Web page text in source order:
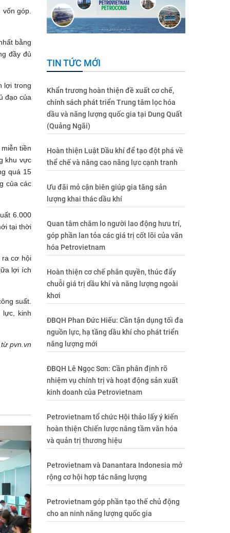
góp.
bằng
đầy đủ
lợi trong
đạo của
tiền
khu vực
quá 15
của các
6.000
tại thời
ra cơ hội
lợi ích
suất.
lực, kinh
pvn.vn
TIN TỨC MỚI
Khẩn trương hoàn thiện đề xuất cơ chế,
chính sách phát triển Trung tâm lọc hóa
dầu và năng lượng quốc gia tại Dung Quất
(Quảng Ngãi)
Hoàn thiện Luật Dầu khí để tạo đột phá về
thể chế và nâng cao năng lực cạnh tranh
Ưu đãi mỏ cận biên giúp gia tăng sản
lượng khai thác dầu khí
Quan tâm chăm lo người lao động hưu trí,
góp phần lan tỏa các giá trị cốt lõi của văn
hóa Petrovietnam
Hoàn thiện cơ chế phân quyền, thúc đẩy
chuỗi giá trị dầu khí và năng lượng ngoài
khơi
ĐBQH Phan Đức Hiếu: Cần tận dụng tối đa
nguồn lực, hạ tầng dầu khí cho phát triển
năng lượng mới
ĐBQH Lê Ngọc Sơn: Cần phân định rõ
nhiệm vụ chính trị và hoạt động sản xuất
kinh doanh của Petrovietnam
Petrovietnam tổ chức Hội thảo lấy ý kiến
hoàn thiện Chiến lược nâng tầm văn hóa
và quản trị thương hiệu
Petrovietnam và Danantara Indonesia mở
rộng cơ hội hợp tác năng lượng
Petrovietnam góp phần tạo thế chủ động
cho an ninh năng lượng quốc gia